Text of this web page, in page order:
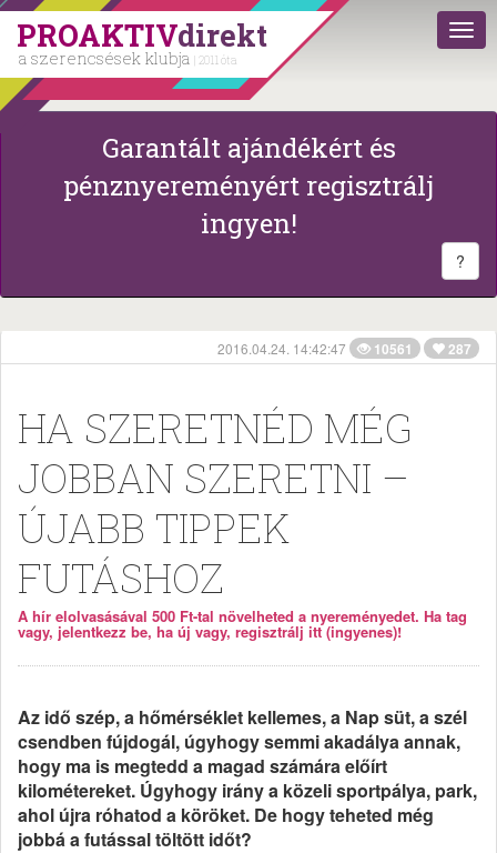
PROAKTIVdirekt
a szerencsések klubja | 2011 óta
Garantált ajándékért és
pénznyereményért regisztrálj
ingyen!
?
2016.04.24. 14:42:47 10561 287
HA SZERETNÉD MÉG
JOBBAN SZERETNI –
ÚJABB TIPPEK
FUTÁSHOZ
A hír elolvasásával 500 Ft-tal növelheted a nyereményedet. Ha tag
vagy, jelentkezz be, ha új vagy, regisztrálj itt (ingyenes)!
Az idő szép, a hőmérséklet kellemes, a Nap süt, a szél
csendben fújdogál, úgyhogy semmi akadálya annak,
hogy ma is megtedd a magad számára előírt
kilométereket. Úgyhogy irány a közeli sportpálya, park,
ahol újra róhatod a köröket. De hogy teheted még
jobbá a futással töltött időt?